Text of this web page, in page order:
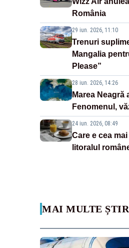
România
29 iun. 2026, 11:10
Trenuri
Mangalia
Please”
28 iun. 2026, 14:26
Marea Neagră
Fenomenul,
24 iun. 2026, 08:49
Care e cea
litoralul
MAI MULTE